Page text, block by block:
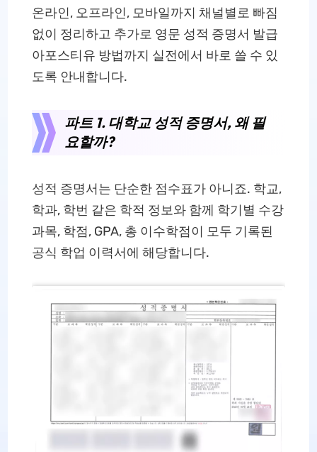
온라인, 오프라인, 모바일까지 채널별로 빠짐
없이 정리하고 추가로 영문 성적 증명서 발급
아포스티유 방법까지 실전에서 바로 쓸 수 있
도록 안내합니다.
파트 1. 대학교 성적 증명서, 왜 필
요할까?
성적 증명서는 단순한 점수표가 아니죠. 학교,
학과, 학번 같은 학적 정보와 함께 학기별 수강
과목, 학점, GPA, 총 이수학점이 모두 기록된
공식 학업 이력서에 해당합니다.